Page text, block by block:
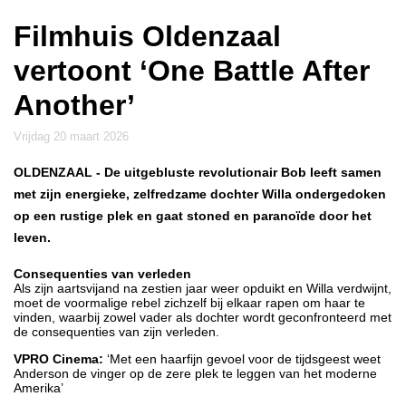
Filmhuis Oldenzaal
vertoont ‘One Battle After
Another’
vrijdag 20 maart 2026
OLDENZAAL - De uitgebluste revolutionair Bob leeft samen
met zijn energieke, zelfredzame dochter Willa ondergedoken
op een rustige plek en gaat stoned en paranoïde door het
leven.
Consequenties van verleden
Als zijn aartsvijand na zestien jaar weer opduikt en Willa verdwijnt,
moet de voormalige rebel zichzelf bij elkaar rapen om haar te
vinden, waarbij zowel vader als dochter wordt geconfronteerd met
de consequenties van zijn verleden.
VPRO Cinema: ‘Met een haarfijn gevoel voor de tijdsgeest weet
Anderson de vinger op de zere plek te leggen van het moderne
Amerika’